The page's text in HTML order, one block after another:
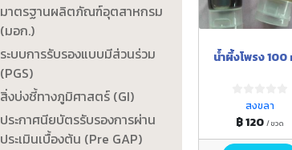
น้ำผึ้งโพรง 100
สงขลา
฿ 120 / ขวด
มาตรฐานผลิตภัณฑ์อุตสาหกรม
(มอก.)
ระบบการรับรองแบบมีส่วนร่วม
(PGS)
สิ่งบ่งชี้ทางภูมิศาสตร์ (GI)
ประกาศนียบัตรรับรองการผ่าน
ประเมินเบื้องต้น (Pre GAP)